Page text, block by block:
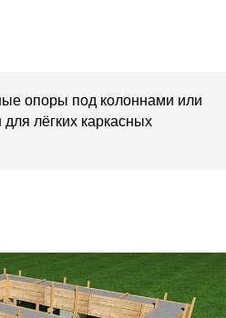
опоры под колоннами или
лёгких каркасных